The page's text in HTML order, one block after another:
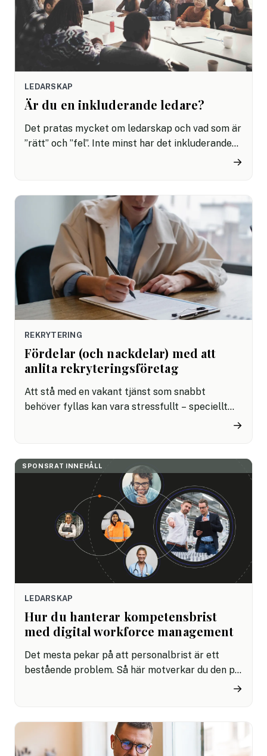
LEDARSKAP
Är du en inkluderande ledare?
Det pratas mycket om ledarskap och vad som är
”rätt” och ”fel”. Inte minst har det inkluderande
slutändan är det ändå medarbetarna som är
avgörande för företagets effektivitet och
affärer.
→
REKRYTERING
Fördelar (och nackdelar) med att
anlita rekryteringsföretag
Att stå med en vakant tjänst som snabbt
behöver fyllas kan vara stressfullt – speciellt
några tankar att ha med sig.
→
SPONSRAT INNEHÅLL
LEDARSKAP
Hur du hanterar kompetensbrist
med digital workforce management
Det mesta pekar på att personalbrist är ett
bestående problem. Så här motverkar du den på
→